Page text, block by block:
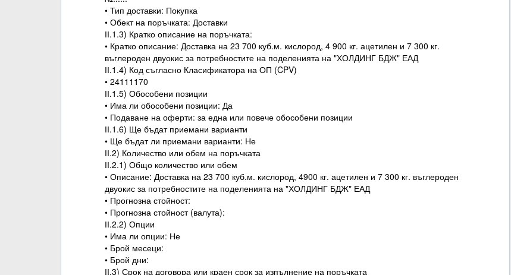
• Тип доставки: Покупка
• Обект на поръчката: Доставки
ІІ.1.3) Кратко описание на поръчката:
• Кратко описание: Доставка на 23 700 куб.м. кислород, 4 900 кг. ацетилен и 7 300 кг.
въглероден двуокис за потребностите на поделенията на "ХОЛДИНГ БДЖ" ЕАД
ІІ.1.4) Код съгласно Класификатора на ОП (CPV)
• 24111170
ІІ.1.5) Обособени позиции
• Има ли обособени позиции: Да
• Подаване на оферти: за една или повече обособени позиции
ІІ.1.6) Ще бъдат приемани варианти
• Ще бъдат ли приемани варианти: Не
ІІ.2) Количество или обем на поръчката
ІІ.2.1) Общо количество или обем
• Описание: Доставка на 23 700 куб.м. кислород, 4900 кг. ацетилен и 7 300 кг. въглероден
двуокис за потребностите на поделенията на "ХОЛДИНГ БДЖ" ЕАД
• Прогнозна стойност:
• Прогнозна стойност (валута):
ІІ.2.2) Опции
• Има ли опции: Не
• Брой месеци:
• Брой дни:
ІІ.3) Срок на договора или краен срок за изпълнение на поръчката